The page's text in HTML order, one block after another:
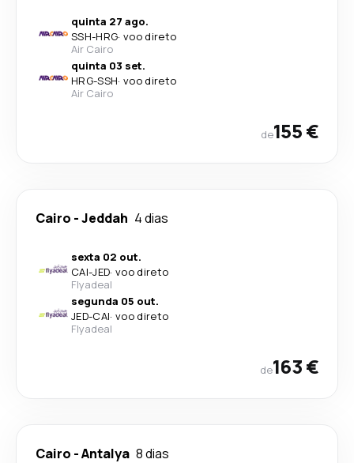
quinta 27 ago.
SSH-HRG· voo direto
Air Cairo
quinta 03 set.
HRG-SSH· voo direto
Air Cairo
de155 €
Cairo -Jeddah 4 dias
sexta 02 out.
CAI-JED· voo direto
Flyadeal
segunda 05 out.
JED-CAI· voo direto
Flyadeal
de163 €
Cairo -Antalya 8 dias